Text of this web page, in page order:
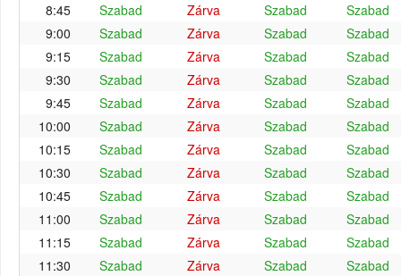
8:45
Szabad Zárva Szabad
Szabad
9:00
Szabad Zárva Szabad
Szabad
9:15
Szabad Zárva Szabad
Szabad
9:30
Szabad Zárva Szabad
Szabad
9:45
Szabad Zárva Szabad
Szabad
10:00
Szabad Zárva Szabad
Szabad
10:15
Szabad Zárva Szabad
Szabad
10:30
Szabad Zárva Szabad
Szabad
10:45
Szabad Zárva Szabad
Szabad
11:00
Szabad Zárva Szabad
Szabad
11:15
Szabad Zárva Szabad
Szabad
11:30
Szabad Zárva Szabad
Szabad